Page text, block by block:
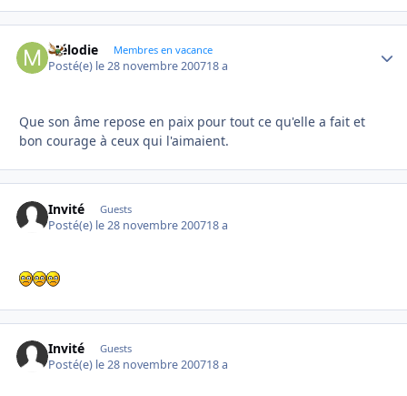
Mélodie Membres en vacance
Posté(e) le 28 novembre 200718 a
Que son âme repose en paix pour tout ce qu'elle a fait et
bon courage à ceux qui l'aimaient.
Invité Guests
Posté(e) le 28 novembre 200718 a
Invité Guests
Posté(e) le 28 novembre 200718 a